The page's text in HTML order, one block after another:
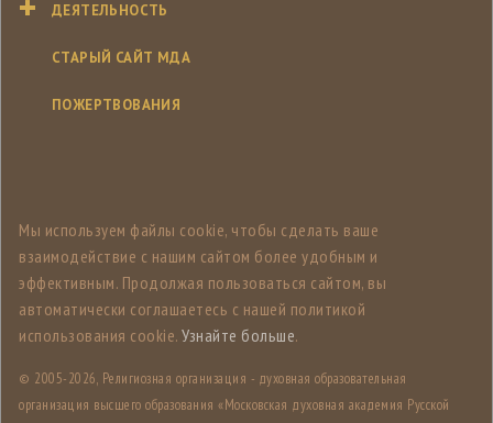
ДЕЯТЕЛЬНОСТЬ
СТАРЫЙ САЙТ МДА
ПОЖЕРТВОВАНИЯ
Мы используем файлы cookie, чтобы сделать ваше
взаимодействие с нашим сайтом более удобным и
эффективным. Продолжая пользоваться сайтом, вы
автоматически соглашаетесь с нашей политикой
использования cookie. Узнайте больше.
© 2005-2026, Религиозная организация - духовная образовательная
организация высшего образования «Московская духовная академия Русской